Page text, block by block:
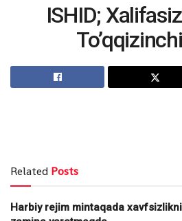
ISHID;
Related Posts
Harbiy rejim mintaqada